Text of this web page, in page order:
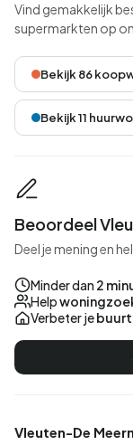
Vleuten-De Meern
Vind gemakkelijk
supermarkten op
Bekijk 86
Bekijk 11
Beoordeel
Deel je mening en
Minder dan 2
Help
Verbeter jebuurt